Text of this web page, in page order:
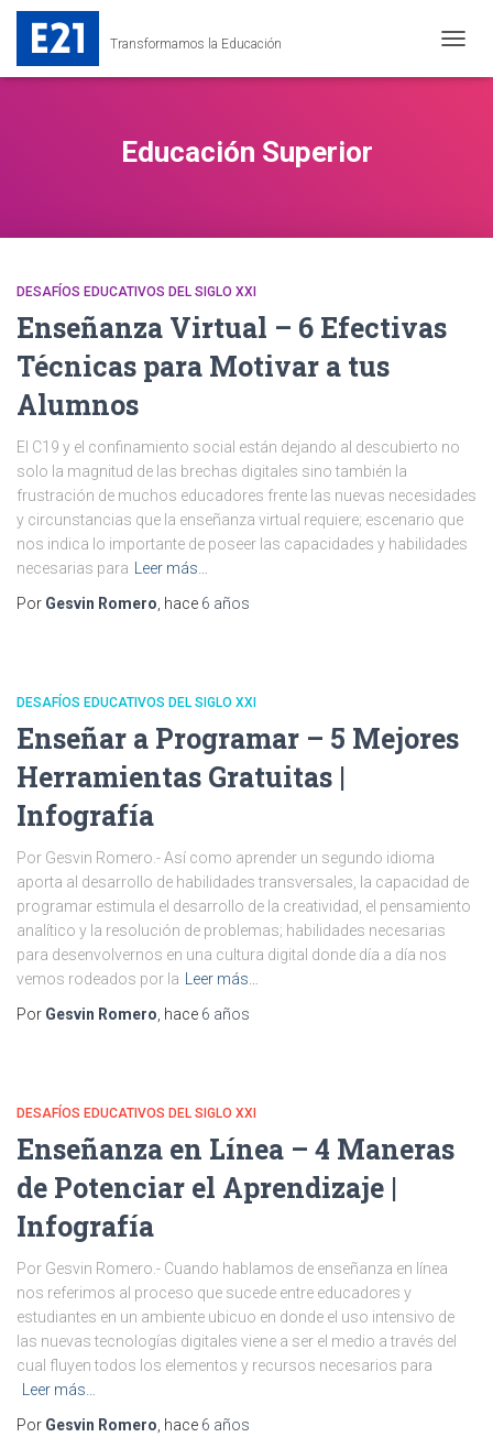
Transformamos la Educación
MODO
Educación Superior
DESAFÍOS EDUCATIVOS DEL SIGLO XXI
Enseñanza Virtual – 6 Efectivas
Técnicas para Motivar a tus
Alumnos
El C19 y el confinamiento social están dejando al descubierto no
solo la magnitud de las brechas digitales sino también la
frustración de muchos educadores frente las nuevas necesidades
y circunstancias que la enseñanza virtual requiere; escenario que
nos indica lo importante de poseer las capacidades y habilidades
necesarias para
Leer más…
Por Gesvin Romero , hace 6 años
DESAFÍOS EDUCATIVOS DEL SIGLO XXI
Enseñar a Programar – 5 Mejores
Herramientas Gratuitas |
Infografía
Por Gesvin Romero.- Así como aprender un segundo idioma
aporta al desarrollo de habilidades transversales, la capacidad de
programar estimula el desarrollo de la creatividad, el pensamiento
analítico y la resolución de problemas; habilidades necesarias
para desenvolvernos en una cultura digital donde día a día nos
vemos rodeados por la
Leer más…
Por Gesvin Romero , hace 6 años
DESAFÍOS EDUCATIVOS DEL SIGLO XXI
Enseñanza en Línea – 4 Maneras
de Potenciar el Aprendizaje |
Infografía
Por Gesvin Romero.- Cuando hablamos de enseñanza en línea
nos referimos al proceso que sucede entre educadores y
estudiantes en un ambiente ubicuo en donde el uso intensivo de
las nuevas tecnologías digitales viene a ser el medio a través del
cual fluyen todos los elementos y recursos necesarios para
Leer más…
Por Gesvin Romero , hace 6 años